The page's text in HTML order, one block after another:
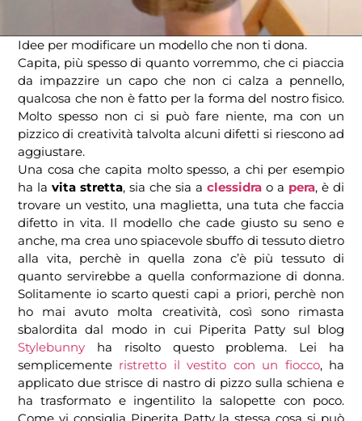
Idee per modificare un modello che non ti dona.
Capita, più spesso di quanto vorremmo, che ci piaccia
da impazzire un capo che non ci calza a pennello,
qualcosa che non è fatto per la forma del nostro fisico.
Molto spesso non ci si può fare niente, ma con un
pizzico di creatività talvolta alcuni difetti si riescono ad
aggiustare.
Una cosa che capita molto spesso, a chi per esempio
ha la vita stretta, sia che sia a clessidra o a pera, è di
trovare un vestito, una maglietta, una tuta che faccia
difetto in vita. Il modello che cade giusto su seno e
anche, ma crea uno spiacevole sbuffo di tessuto dietro
alla vita, perchè in quella zona c’è più tessuto di
quanto servirebbe a quella conformazione di donna.
Solitamente io scarto questi capi a priori, perchè non
ho mai avuto molta creatività, così sono rimasta
sbalordita dal modo in cui Piperita Patty sul blog
Stylebunny ha risolto questo problema. Lei ha
semplicemente ristretto il vestito con un fiocco, ha
applicato due strisce di nastro di pizzo sulla schiena e
ha trasformato e ingentilito la salopette con poco.